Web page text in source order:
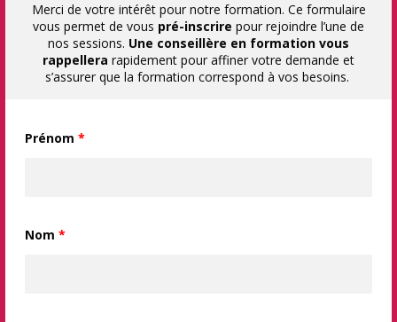
Merci de votre intérêt pour notre formation. Ce formulaire
vous permet de vous pré-inscrire pour rejoindre l’une de
nos sessions. Une conseillère en formation vous
rappellera rapidement pour affiner votre demande et
s’assurer que la formation correspond à vos besoins.
Prénom *
Nom *